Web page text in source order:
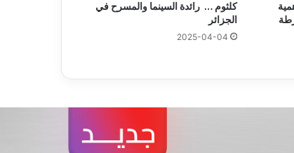
كلثوم … رائدة السينما والمسرح في
الجزائر
2025-04-04